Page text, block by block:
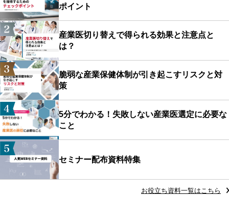
ポイント
産業医切り替えで得られる効果と注意点と
は？
脆弱な産業保健体制が引き起こすリスクと対
策
5分でわかる！失敗しない産業医選定に必要な
こと
セミナー配布資料特集
お役立ち資料一覧はこちら